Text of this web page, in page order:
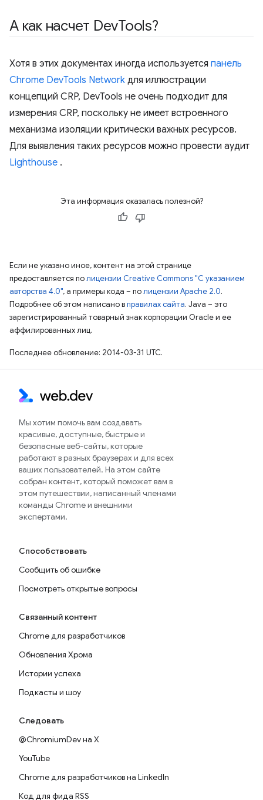
А как насчет DevTools?
Хотя в этих документах иногда используется панель
Chrome DevTools Network для иллюстрации
концепций CRP, DevTools не очень подходит для
измерения CRP, поскольку не имеет встроенного
механизма изоляции критически важных ресурсов.
Для выявления таких ресурсов можно провести аудит
Lighthouse .
Эта информация оказалась полезной?
Если не указано иное, контент на этой странице
предоставляется полицензии Creative Commons "С указанием
авторства 4.0", а примеры кода – полицензии Apache 2.0.
Подробнее об этом написано вправилах сайта. Java – это
зарегистрированный товарный знак корпорации Oracle и ее
аффилированных лиц.
Последнее обновление: 2014-03-31 UTC.
Мы хотим помочь вам создавать
красивые, доступные, быстрые и
безопасные веб-сайты, которые
работают в разных браузерах и для всех
ваших пользователей. На этом сайте
собран контент, который поможет вам в
этом путешествии, написанный членами
команды Chrome и внешними
экспертами.
Способствовать
Сообщить об ошибке
Посмотреть открытые вопросы
Связанный контент
Chrome для разработчиков
Обновления Хрома
Истории успеха
Подкасты и шоу
Следовать
@ChromiumDev на X
YouTube
Chrome для разработчиков на LinkedIn
Код для фида RSS